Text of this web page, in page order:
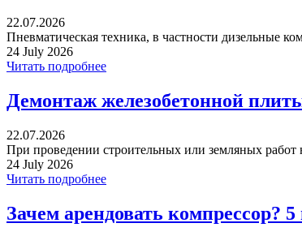
22.07.2026
Пневматическая техника, в частности дизельные
24 July 2026
Читать подробнее
Демонтаж железобетонной
22.07.2026
При проведении строительных или земляных работ
24 July 2026
Читать подробнее
Зачем арендовать компрессор?